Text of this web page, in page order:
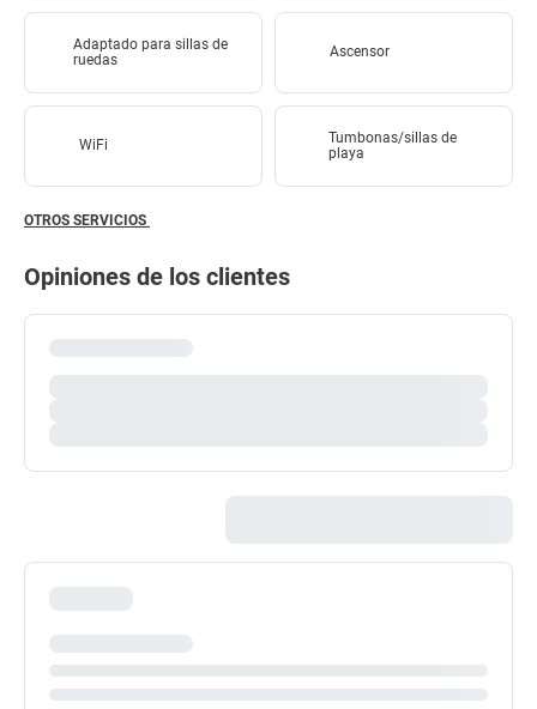
Adaptado para sillas de
ruedas
Ascensor
WiFi
Tumbonas/sillas de
playa
OTROS SERVICIOS
Opiniones de los clientes